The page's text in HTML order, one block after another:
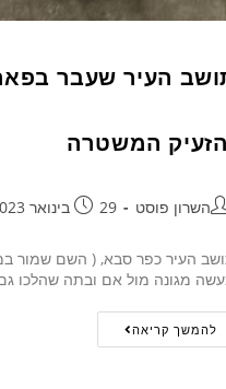
העיר שעבר
המשטרה
השרון פוסט 29 בינואר 2023
העיר כפר סבא, ( השם שמור
מגונה מול אם ובתה שהלכו
להמשך קריאה